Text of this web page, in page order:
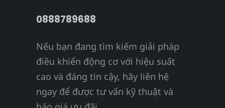
0888789688
Nếu bạn đang tìm kiếm giải pháp
điều khiển động cơ với hiệu suất
cao và đáng tin cậy, hãy liên hệ
ngay để được tư vấn kỹ thuật và